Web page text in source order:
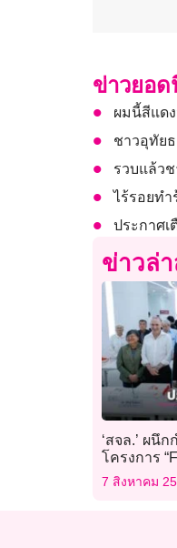
ข่าวยอ
ผมนี้สีแดง
ชาวอุทัย
รวบแล้ว
ไร้รอยทำ
ประกาศเ
ข่าวล่
‘สจล.’ ผนึ
โครงการ
ปฏิรูปภาคเ
7 สิงหาคม